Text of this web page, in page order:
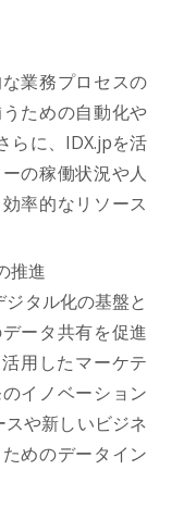
業務プロセスの
ための自動化や
らに、IDX.jpを活
の稼働状況や人
率的なリソース
推進
タル化の基盤と
ータ共有を促進
用したマーケテ
イノベーション
や新しいビジネ
めのデータイン